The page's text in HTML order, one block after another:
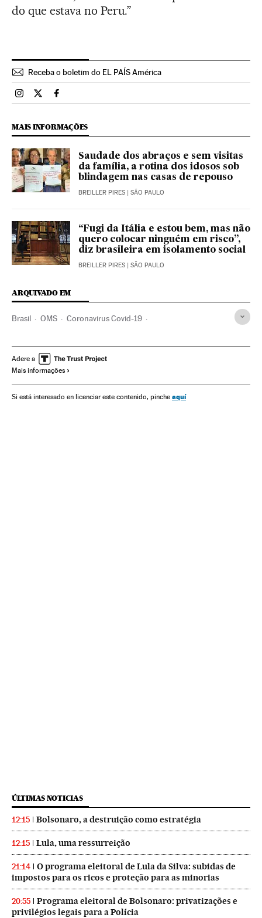
do que estava no Peru.”
Receba o boletim do EL PAÍS América
Brasil El País Brasil en Instagram
Brasil El País Brasil en Twitter
Brasil El País Brasil en Facebook
MAIS INFORMAÇÕES
Saudade dos abraços e sem visitas
da família, a rotina dos idosos sob
blindagem nas casas de repouso
BREILLER PIRES | SÃO PAULO
“Fugi da Itália e estou bem, mas não
quero colocar ninguém em risco”,
diz brasileira em isolamento social
BREILLER PIRES | SÃO PAULO
ARQUIVADO EM
Brasil OMS Coronavirus Covid-19
Doenças infecciosas Doenças respiratórias
Ministério Saúde
Turismo Viagens Doenças Saúde
Adere a
Mais informações
Si está interesado en licenciar este contenido, pinche aquí
ÚLTIMAS NOTICIAS
12:15 Bolsonaro, a destruição como estratégia
12:15 Lula, uma ressurreição
21:14
O programa eleitoral de Lula da Silva: subidas de
impostos para os ricos e proteção para as minorias
20:55
Programa eleitoral de Bolsonaro: privatizações e
privilégios legais para a Polícia